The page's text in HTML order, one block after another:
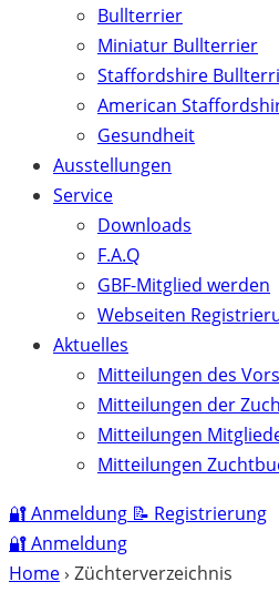
Bullterrier
Miniatur Bullterrier
Staffordshire
American
Gesundheit
Ausstellungen
Service
Downloads
F.A.Q
GBF-Mitglied werden
Webseiten
Aktuelles
Mitteilungen des
Mitteilungen der
Mitteilungen
Mitteilungen
🔐Anmeldung 📝 Registrierung
🔐Anmeldung
Home› Züchterverzeichnis